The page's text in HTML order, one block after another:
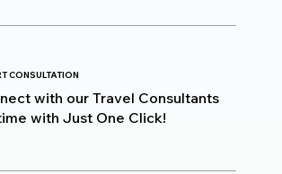
CONSULTATION
with our Travel Consultants
with Just One Click!